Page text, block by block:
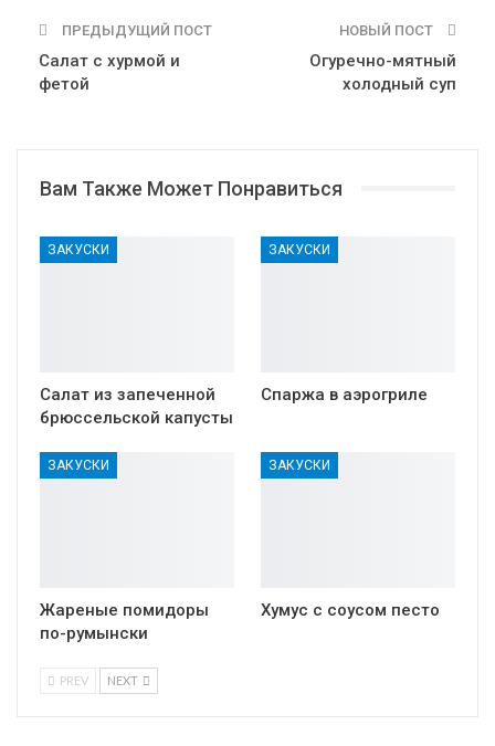
ПРЕДЫДУЩИЙ ПОСТ
Салат с хурмой и
фетой
НОВЫЙ ПОСТ
Огуречно-мятный
холодный суп
Вам Также Может Понравиться
ЗАКУСКИ
Салат из запеченной
брюссельской капусты
ЗАКУСКИ
Спаржа в аэрогриле
ЗАКУСКИ
Жареные помидоры
по-румынски
ЗАКУСКИ
Хумус с соусом песто
PREV NEXT